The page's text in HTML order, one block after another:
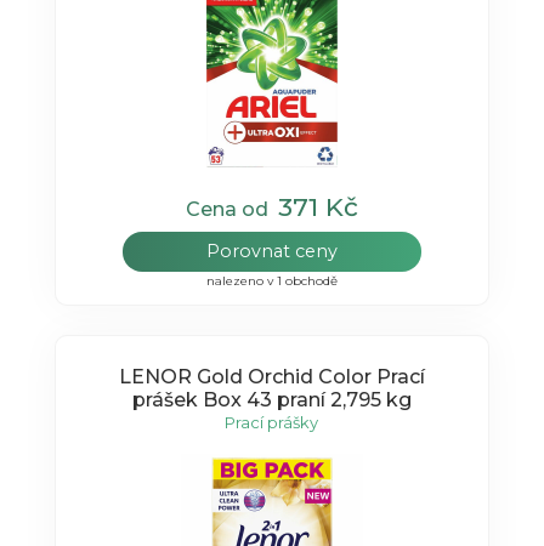
Cena od 371 Kč
Porovnat ceny
nalezeno v 1 obchodě
LENOR Gold Orchid Color Prací
prášek Box 43 praní 2,795 kg
Prací prášky